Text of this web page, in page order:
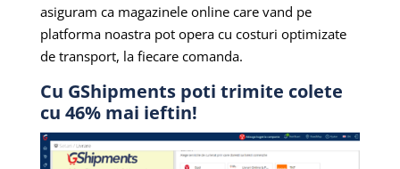
asiguram ca magazinele online care vand pe
platforma noastra pot opera cu costuri optimizate
de transport, la fiecare comanda.
Cu GShipments poti trimite colete
cu 46% mai ieftin!